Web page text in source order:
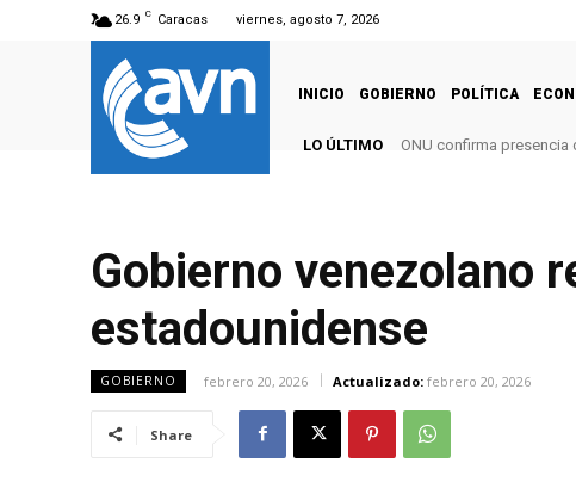
26.9 C Caracas viernes, agosto 7, 2026
INICIO GOBIERNO POLÍTICA
LO ÚLTIMO ONU confirma
Gobierno venezolano
estadounidense
GOBIERNO febrero 20, 2026 Actualizado: febrero 20, 2026
Share